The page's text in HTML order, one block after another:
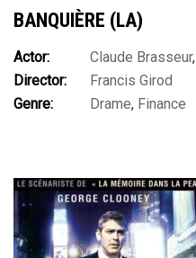
BANQUIÈRE (LA)
Actor: Claude Brasseur,
Mesguich
Jacques Fabbri
Brialy, Jean-Louis Trintignant
Director:
Francis Girod
Genre:
Drame, Finance